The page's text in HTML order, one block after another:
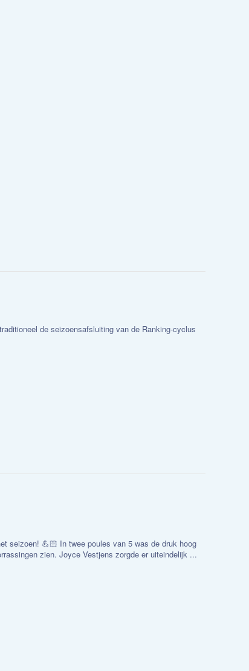
de seizoensafsluiting van de Ranking-cyclus
seizoen! 💪🏻 In twee poules van 5 was de druk hoog
zien. Joyce Vestjens zorgde er uiteindelijk ...